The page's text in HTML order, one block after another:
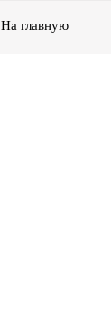
На главную